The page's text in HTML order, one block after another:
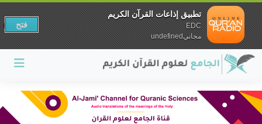
تطبيق إذاعات القرآن الكريم
EDC
مجانيundefined
فتح